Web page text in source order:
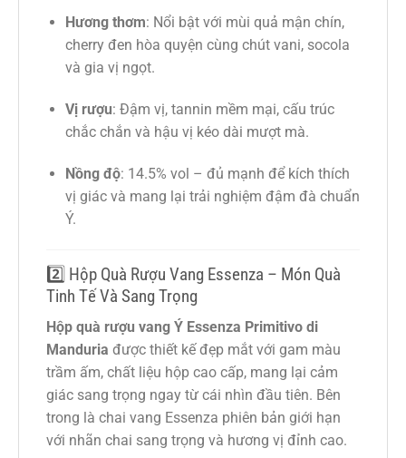
Hương thơm: Nổi bật với mùi quả mận chín,
cherry đen hòa quyện cùng chút vani, socola
và gia vị ngọt.
Vị rượu: Đậm vị, tannin mềm mại, cấu trúc
chắc chắn và hậu vị kéo dài mượt mà.
Nồng độ: 14.5% vol – đủ mạnh để kích thích
vị giác và mang lại trải nghiệm đậm đà chuẩn
Ý.
2️⃣ Hộp Quà Rượu Vang Essenza – Món Quà
Tinh Tế Và Sang Trọng
Hộp quà rượu vang Ý Essenza Primitivo di
Manduria được thiết kế đẹp mắt với gam màu
trầm ấm, chất liệu hộp cao cấp, mang lại cảm
giác sang trọng ngay từ cái nhìn đầu tiên. Bên
trong là chai vang Essenza phiên bản giới hạn
với nhãn chai sang trọng và hương vị đỉnh cao.